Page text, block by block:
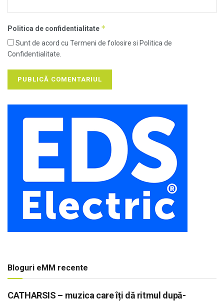
Politica de confidentialitate *
Sunt de acord cu Termeni de folosire si Politica de
Confidentialitate.
Bloguri eMM recente
CATHARSIS – muzica care îți dă ritmul după-